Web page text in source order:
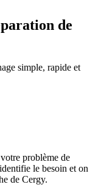
de
simple, rapide et
problème de
le besoin et on
de Cergy.